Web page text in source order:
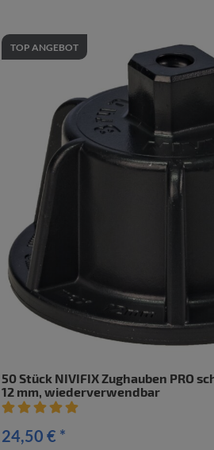
TOP ANGEBOT
50 Stück NIVIFIX Zughauben PRO
12 mm, wiederverwendbar
Artikelbewertung: 5 von 5 Sterne
24,50 € *